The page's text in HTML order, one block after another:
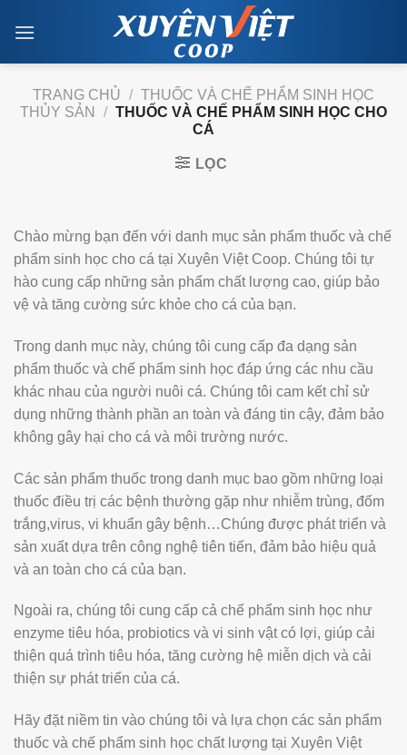
TRANG CHỦ / THUỐC VÀ CHẾ PHẨM SINH HỌC
THỦY SẢN
/ THUỐC VÀ CHẾ PHẨM SINH HỌC CHO
CÁ
LỌC
Chào mừng bạn đến với danh mục sản phẩm thuốc và chế
phẩm sinh học cho cá tại Xuyên Việt Coop. Chúng tôi tự
hào cung cấp những sản phẩm chất lượng cao, giúp bảo
vệ và tăng cường sức khỏe cho cá của bạn.
Trong danh mục này, chúng tôi cung cấp đa dạng sản
phẩm thuốc và chế phẩm sinh học đáp ứng các nhu cầu
khác nhau của người nuôi cá. Chúng tôi cam kết chỉ sử
dụng những thành phần an toàn và đáng tin cậy, đảm bảo
không gây hại cho cá và môi trường nước.
Các sản phẩm thuốc trong danh mục bao gồm những loại
thuốc điều trị các bệnh thường gặp như nhiễm trùng, đốm
trắng,virus, vi khuẩn gây bệnh…Chúng được phát triển và
sản xuất dựa trên công nghệ tiên tiến, đảm bảo hiệu quả
và an toàn cho cá của bạn.
Ngoài ra, chúng tôi cung cấp cả chế phẩm sinh học như
enzyme tiêu hóa, probiotics và vi sinh vật có lợi, giúp cải
thiện quá trình tiêu hóa, tăng cường hệ miễn dịch và cải
thiện sự phát triển của cá.
Hãy đặt niềm tin vào chúng tôi và lựa chọn các sản phẩm
thuốc và chế phẩm sinh học chất lượng tại Xuyên Việt